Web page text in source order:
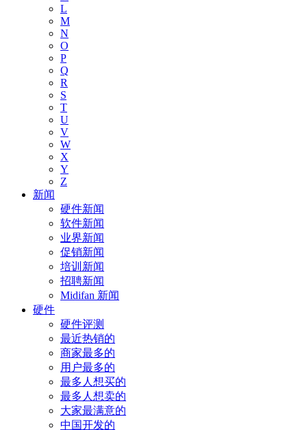
L
M
N
O
P
Q
R
S
T
U
V
W
X
Y
Z
新闻
硬件新闻
软件新闻
业界新闻
促销新闻
培训新闻
招聘新闻
Midifan 新闻
硬件
硬件评测
最近热销的
商家最多的
用户最多的
最多人想买的
最多人想卖的
大家最满意的
中国开发的